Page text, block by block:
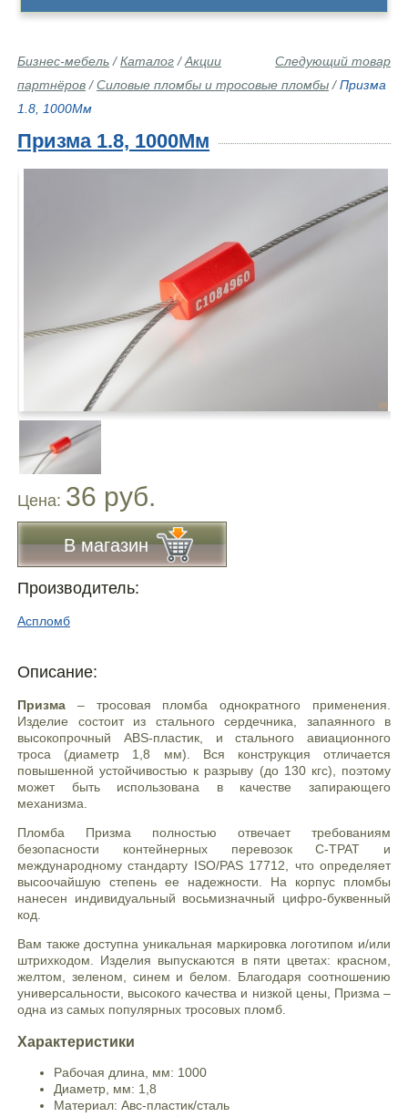
Следующий товар
Бизнес-мебель /Каталог /Акции
партнёров /Силовые пломбы и тросовые пломбы /Призма
1.8, 1000Мм
Призма 1.8, 1000Мм
Цена: 36 руб.
В магазин
Производитель:
Аспломб
Описание:
Призма – тросовая пломба однократного применения.
Изделие состоит из стального сердечника, запаянного в
высокопрочный ABS-пластик, и стального авиационного
троса (диаметр 1,8 мм). Вся конструкция отличается
повышенной устойчивостью к разрыву (до 130 кгс), поэтому
может быть использована в качестве запирающего
механизма.
Пломба Призма полностью отвечает требованиям
безопасности контейнерных перевозок С-ТРАТ и
международному стандарту ISO/PAS 17712, что определяет
высоочайшую степень ее надежности. На корпус пломбы
нанесен индивидуальный восьмизначный цифро-буквенный
код.
Вам также доступна уникальная маркировка логотипом и/или
штрихкодом. Изделия выпускаются в пяти цветах: красном,
желтом, зеленом, синем и белом. Благодаря соотношению
универсальности, высокого качества и низкой цены, Призма –
одна из самых популярных тросовых пломб.
Характеристики
Рабочая длина, мм: 1000
Диаметр, мм: 1,8
Материал: Авс-пластик/сталь